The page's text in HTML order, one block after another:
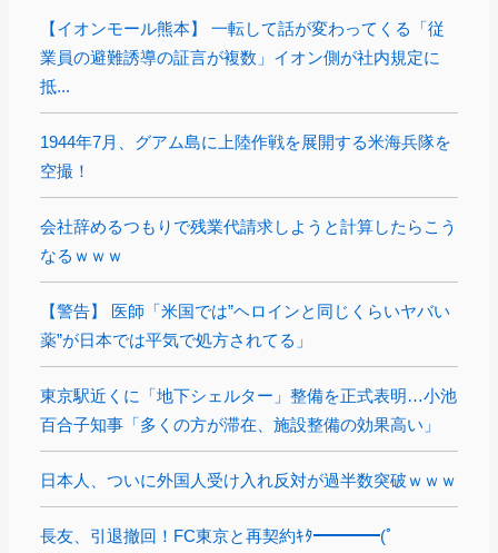
【イオンモール熊本】 一転して話が変わってくる「従
業員の避難誘導の証言が複数」イオン側が社内規定に
抵...
1944年7月、グアム島に上陸作戦を展開する米海兵隊を
空撮！
会社辞めるつもりで残業代請求しようと計算したらこう
なるｗｗｗ
【警告】 医師「米国では”ヘロインと同じくらいヤバい
薬”が日本では平気で処方されてる」
東京駅近くに「地下シェルター」整備を正式表明…小池
百合子知事「多くの方が滞在、施設整備の効果高い」
日本人、ついに外国人受け入れ反対が過半数突破ｗｗｗ
長友、引退撤回！FC東京と再契約ｷﾀ━━━━(ﾟ